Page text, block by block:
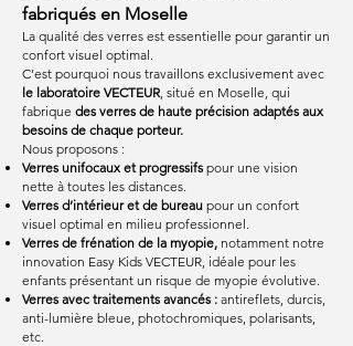
fabriqués en Moselle
La qualité des verres est essentielle pour garantir un
confort visuel optimal.
C’est pourquoi nous travaillons exclusivement avec
le laboratoire VECTEUR , situé en Moselle, qui
fabrique des verres de haute précision adaptés aux
besoins de chaque porteur.
Nous proposons :
Verres unifocaux et progressifs pour une vision
nette à toutes les distances.
Verres d’intérieur et de bureau pour un confort
visuel optimal en milieu professionnel.
Verres de frénation de la myopie, notamment notre
innovation Easy Kids VECTEUR, idéale pour les
enfants présentant un risque de myopie évolutive.
Verres avec traitements avancés : antireflets, durcis,
anti-lumière bleue, photochromiques, polarisants,
etc.